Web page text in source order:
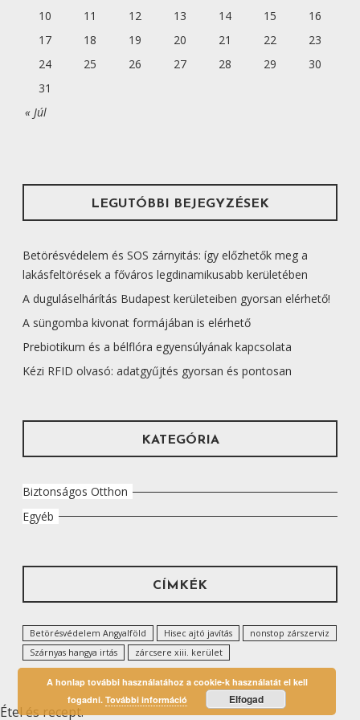
« Júl
10
11 12 13 14 15
16
17
18 19 20 21 22
23
24
25 26 27 28 29
30
31
LEGUTÓBBI BEJEGYZÉSEK
Betörésvédelem és SOS zárnyitás: így előzhetők meg a
lakásfeltörések a főváros legdinamikusabb kerületében
A duguláselhárítás Budapest kerületeiben gyorsan elérhető!
A süngomba kivonat formájában is elérhető
Prebiotikum és a bélflóra egyensúlyának kapcsolata
Kézi RFID olvasó: adatgyűjtés gyorsan és pontosan
KATEGÓRIA
Biztonságos Otthon
Egyéb
CÍMKÉK
Betörésvédelem Angyalföld Hisec ajtó javítás
nonstop zárszerviz
Szárnyas hangya irtás
zárcsere xiii. kerület
Étel és recept.
A honlap további használatához a cookie-k használatát el kell
fogadni.További információ Elfogad